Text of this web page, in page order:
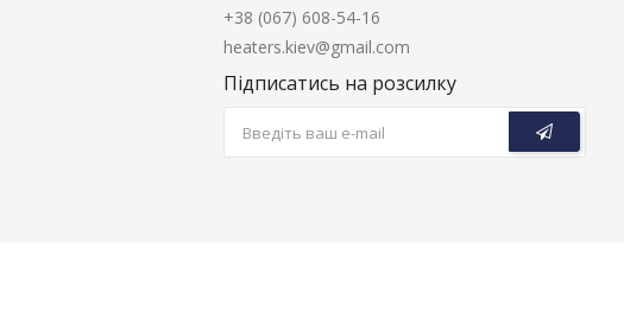
+38 (067) 608-54-16
heaters.kiev@gmail.com
Підписатись на розсилку